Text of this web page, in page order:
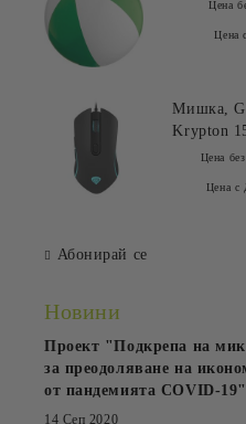
Цена
Цена
Мишка,
Krypton
Цена
Цена с
Абонирай се
Новини
Проект "Подкрепа на
за преодоляване на
от пандемията COVID-19"
14 Сеп 2020